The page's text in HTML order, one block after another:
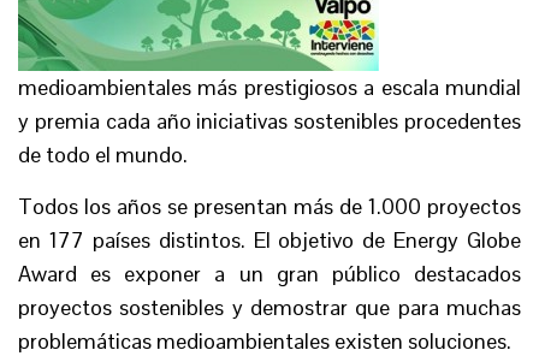
medioambientales más prestigiosos a escala mundial
y premia cada año iniciativas sostenibles procedentes
de todo el mundo.
Todos los años se presentan más de 1.000 proyectos
en 177 países distintos. El objetivo de Energy Globe
Award es exponer a un gran público destacados
proyectos sostenibles y demostrar que para muchas
problemáticas medioambientales existen soluciones.